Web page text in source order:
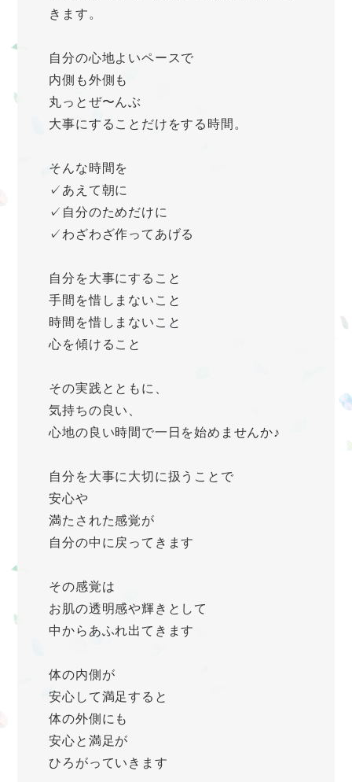
きます。
自分の心地よいペースで
内側も外側も
丸っとぜ〜んぶ
大事にすることだけをする時間。
そんな時間を
✓あえて朝に
✓自分のためだけに
✓わざわざ作ってあげる
自分を大事にすること
手間を惜しまないこと
時間を惜しまないこと
心を傾けること
その実践とともに、
気持ちの良い、
心地の良い時間で一日を始めませんか♪
自分を大事に大切に扱うことで
安心や
満たされた感覚が
自分の中に戻ってきます
その感覚は
お肌の透明感や輝きとして
中からあふれ出てきます
体の内側が
安心して満足すると
体の外側にも
安心と満足が
ひろがっていきます